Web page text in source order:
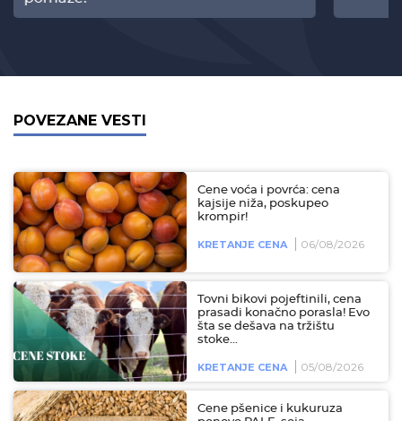
POVEZANE VESTI
Cene voća i povrća: cena
kajsije niža, poskupeo
krompir!
KRETANJE CENA 06/08/2026
Tovni bikovi pojeftinili, cena
prasadi konačno porasla! Evo
šta se dešava na tržištu
stoke...
KRETANJE CENA 05/08/2026
Cene pšenice i kukuruza